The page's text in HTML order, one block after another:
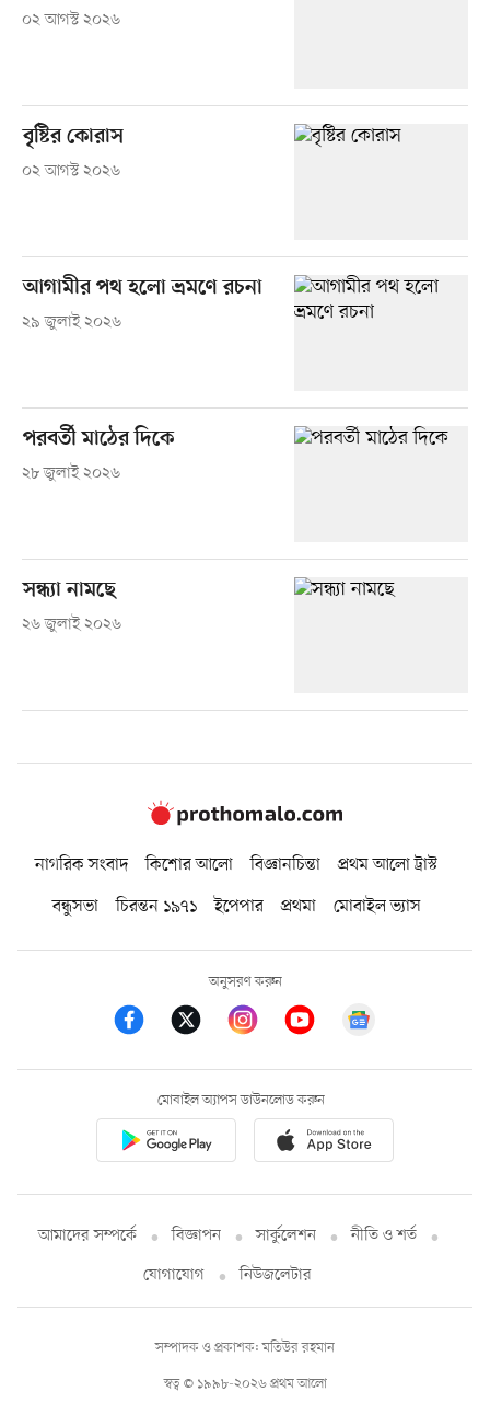
০২ আগস্ট ২০২৬
বৃষ্টির কোরাস
০২ আগস্ট ২০২৬
আগামীর পথ হলো ভ্রমণে রচনা
২৯ জুলাই ২০২৬
পরবর্তী মাঠের দিকে
২৮ জুলাই ২০২৬
সন্ধ্যা নামছে
২৬ জুলাই ২০২৬
নাগরিক সংবাদ কিশোর আলো বিজ্ঞানচিন্তা
প্রথম আলো ট্রাস্ট
বন্ধুসভা
চিরন্তন ১৯৭১ ইপেপার প্রথমা মোবাইল ভ্যাস
অনুসরণ করুন
মোবাইল অ্যাপস ডাউনলোড করুন
আমাদের সম্পর্কে বিজ্ঞাপন সার্কুলেশন
নীতি ও শর্ত
যোগাযোগ
নিউজলেটার
স্বত্ব © ১৯৯৮-২০২৬ প্রথম আলো
সম্পাদক ও প্রকাশক: মতিউর রহমান